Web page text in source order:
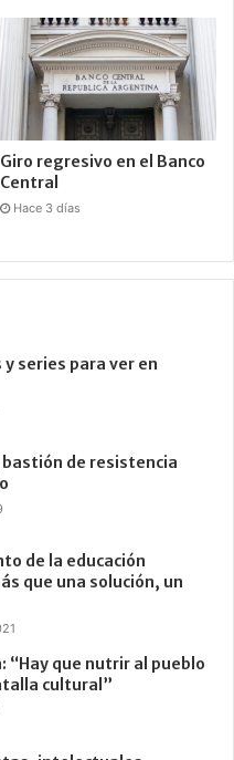
Giro regresivo en el Banco
Central
Hace 3 días
y series para ver en
de resistencia
de la educación
que una solución, un
“Hay que nutrir al pueblo
cultural”